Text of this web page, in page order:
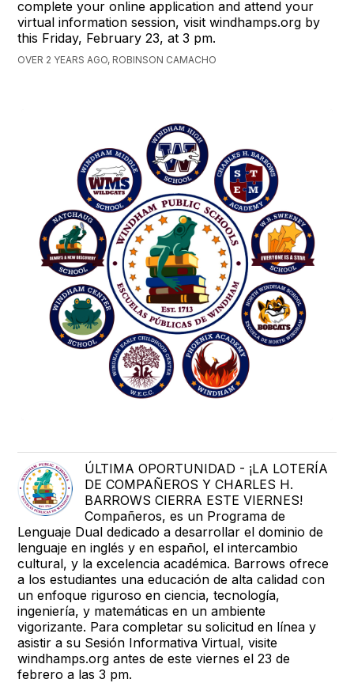
complete your online application and attend your
virtual information session, visit windhamps.org by
this Friday, February 23, at 3 pm.
OVER 2 YEARS AGO, ROBINSON CAMACHO
ÚLTIMA OPORTUNIDAD - ¡LA LOTERÍA
DE COMPAÑEROS Y CHARLES H.
BARROWS CIERRA ESTE VIERNES!
Compañeros, es un Programa de
Lenguaje Dual dedicado a desarrollar el dominio de
lenguaje en inglés y en español, el intercambio
cultural, y la excelencia académica. Barrows ofrece
a los estudiantes una educación de alta calidad con
un enfoque riguroso en ciencia, tecnología,
ingeniería, y matemáticas en un ambiente
vigorizante. Para completar su solicitud en línea y
asistir a su Sesión Informativa Virtual, visite
windhamps.org antes de este viernes el 23 de
febrero a las 3 pm.